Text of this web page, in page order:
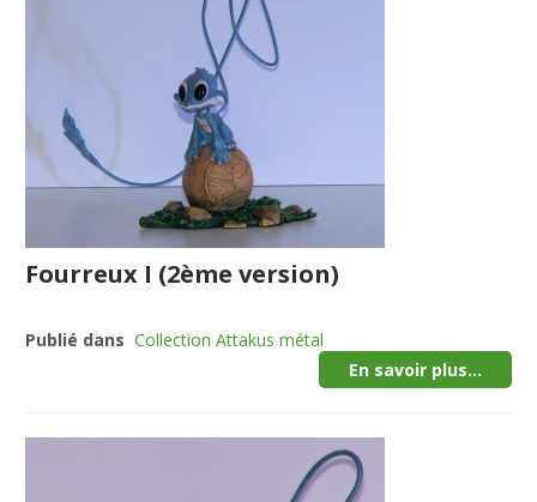
Fourreux I (2ème version)
Publié dans Collection Attakus métal
En savoir plus...